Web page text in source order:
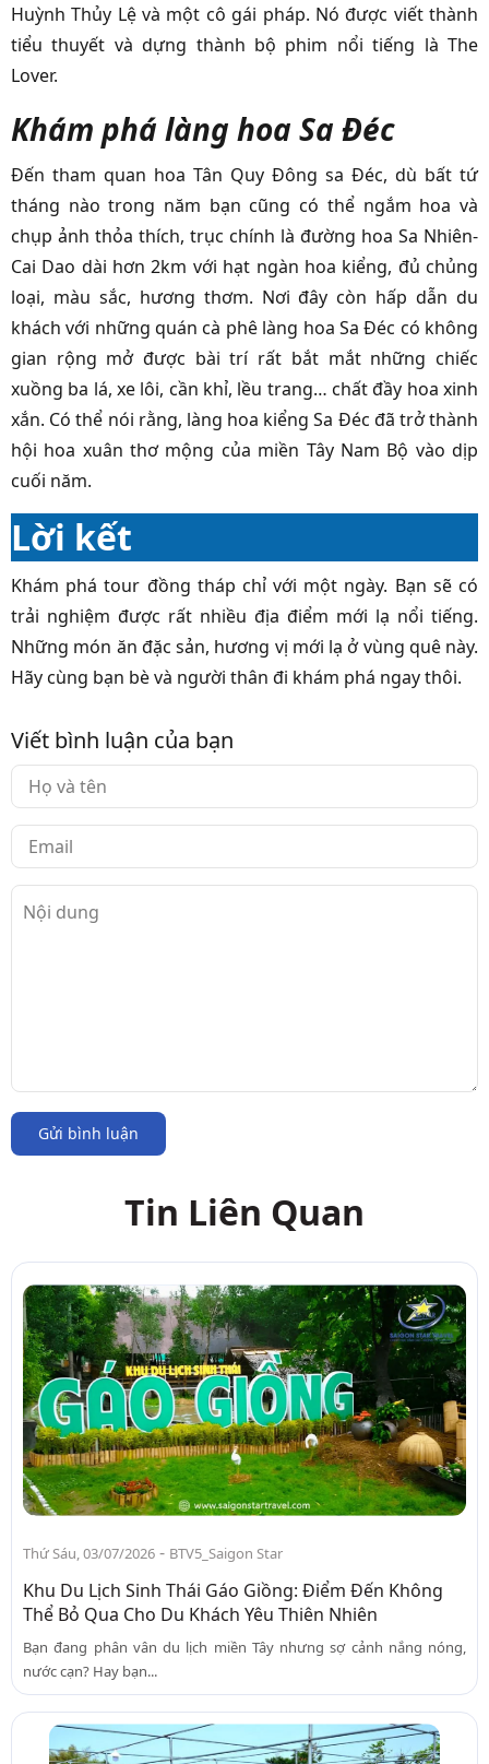
Huỳnh Thủy Lệ và một cô gái pháp. Nó được viết thành
tiểu thuyết và dựng thành bộ phim nổi tiếng là The
Lover.
Khám phá làng hoa Sa Đéc
Đến tham quan hoa Tân Quy Đông sa Đéc, dù bất tứ
tháng nào trong năm bạn cũng có thể ngắm hoa và
chụp ảnh thỏa thích, trục chính là đường hoa Sa Nhiên-
Cai Dao dài hơn 2km với hạt ngàn hoa kiểng, đủ chủng
loại, màu sắc, hương thơm. Nơi đây còn hấp dẫn du
khách với những quán cà phê làng hoa Sa Đéc có không
gian rộng mở được bài trí rất bắt mắt những chiếc
xuồng ba lá, xe lôi, cần khỉ, lều trang… chất đầy hoa xinh
xắn. Có thể nói rằng, làng hoa kiểng Sa Đéc đã trở thành
hội hoa xuân thơ mộng của miền Tây Nam Bộ vào dịp
cuối năm.
Lời kết
Khám phá tour đồng tháp chỉ với một ngày. Bạn sẽ có
trải nghiệm được rất nhiều địa điểm mới lạ nổi tiếng.
Những món ăn đặc sản, hương vị mới lạ ở vùng quê này.
Hãy cùng bạn bè và người thân đi khám phá ngay thôi.
Viết bình luận của bạn
Gửi bình luận
Tin Liên Quan
Thứ Sáu, 03/07/2026 - BTV5_Saigon Star
Khu Du Lịch Sinh Thái Gáo Giồng: Điểm Đến Không
Thể Bỏ Qua Cho Du Khách Yêu Thiên Nhiên
Bạn đang phân vân du lịch miền Tây nhưng sợ cảnh nắng nóng,
nước cạn? Hay bạn...